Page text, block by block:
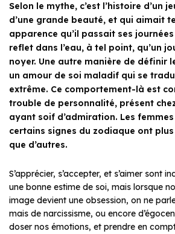
Selon le mythe, c’est l’histoire d’un
d’une grande beauté, et qui aimait
apparence qu’il passait ses
reflet dans l’eau, à tel point, qu’un
noyer. Une autre manière de définir
un amour de soi maladif qui se
extrême. Ce comportement-là est
trouble de personnalité, présent
ayant soif d’admiration. Les
certains signes du zodiaque ont plus
que d’autres.
S’apprécier, s’accepter, et s’aimer sont
une bonne estime de soi, mais lorsque
image devient une obsession, on ne
mais de narcissisme, ou encore
doser nos émotions, et prendre en